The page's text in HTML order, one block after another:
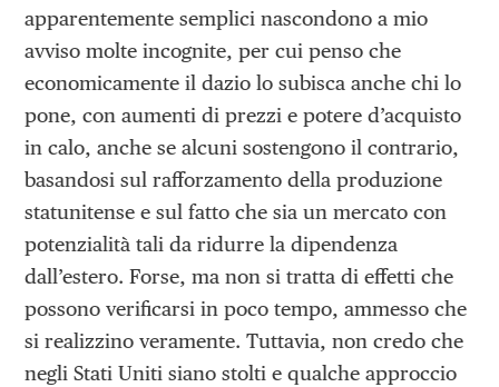
apparentemente semplici nascondono a mio
avviso molte incognite, per cui penso che
economicamente il dazio lo subisca anche chi lo
pone, con aumenti di prezzi e potere d’acquisto
in calo, anche se alcuni sostengono il contrario,
basandosi sul rafforzamento della produzione
statunitense e sul fatto che sia un mercato con
potenzialità tali da ridurre la dipendenza
dall’estero. Forse, ma non si tratta di effetti che
possono verificarsi in poco tempo, ammesso che
si realizzino veramente. Tuttavia, non credo che
negli Stati Uniti siano stolti e qualche approccio